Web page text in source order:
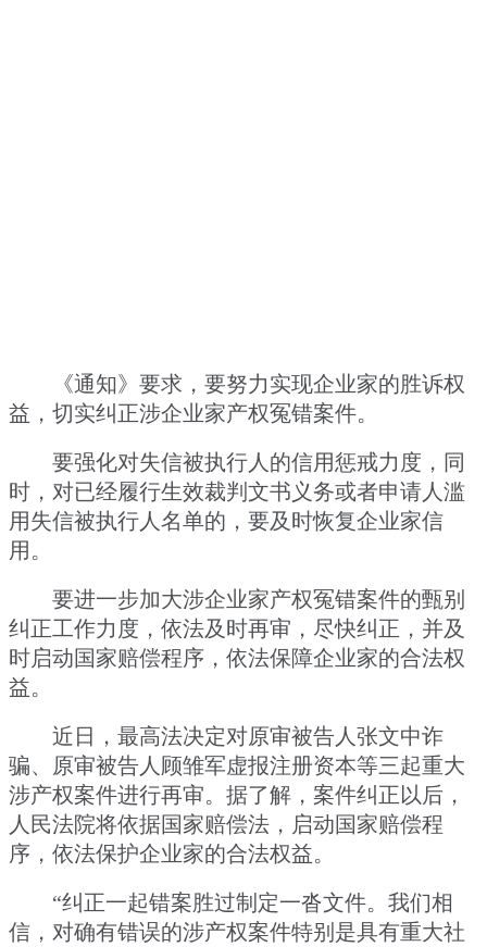
《通知》要求，要努力实现企业家的胜诉权
益，切实纠正涉企业家产权冤错案件。
要强化对失信被执行人的信用惩戒力度，同
时，对已经履行生效裁判文书义务或者申请人滥
用失信被执行人名单的，要及时恢复企业家信
用。
要进一步加大涉企业家产权冤错案件的甄别
纠正工作力度，依法及时再审，尽快纠正，并及
时启动国家赔偿程序，依法保障企业家的合法权
益。
近日，最高法决定对原审被告人张文中诈
骗、原审被告人顾雏军虚报注册资本等三起重大
涉产权案件进行再审。据了解，案件纠正以后，
人民法院将依据国家赔偿法，启动国家赔偿程
序，依法保护企业家的合法权益。
“纠正一起错案胜过制定一沓文件。我们相
信，对确有错误的涉产权案件特别是具有重大社